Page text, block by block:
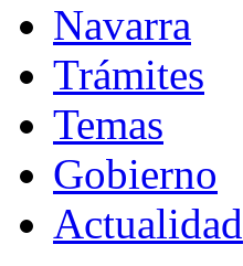
Navarra
Trámites
Temas
Gobierno
Actualidad